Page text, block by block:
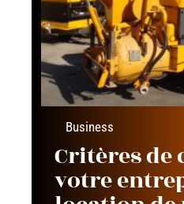
Business
Critères de
votre